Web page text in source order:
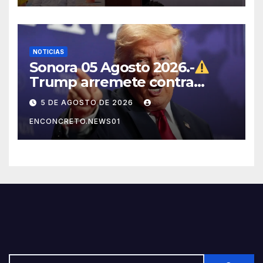
NOTICIAS
Sonora 05 Agosto 2026.-
Trump arremete contra
México, Canadá y otras
potencias por supuestos
abusos comerciales
5 DE AGOSTO DE 2026
ENCONCRETO.NEWS01